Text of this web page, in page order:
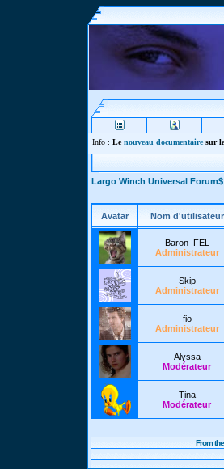
Info : Lenouveau documentairesur
Largo Winch Universal
Avatar Nom d'utilisateur
Baron_FEL
Administrateur
Skip
Administrateur
fio
Administrateur
Alyssa
Modérateur
Tina
Modérateur
From the